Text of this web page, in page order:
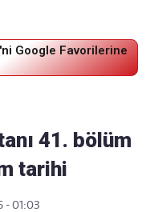
Google Favorilerine
41. bölüm
tarihi
- 01:03